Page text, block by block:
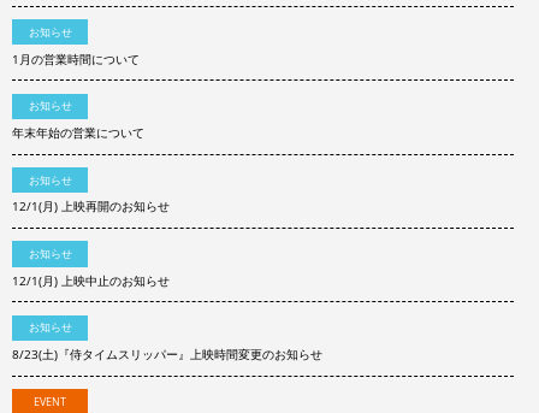
お知らせ
1月の営業時間について
お知らせ
年末年始の営業について
お知らせ
12/1(月) 上映再開のお知らせ
お知らせ
12/1(月) 上映中止のお知らせ
お知らせ
8/23(土)『侍タイムスリッパー』上映時間変更のお知らせ
EVENT